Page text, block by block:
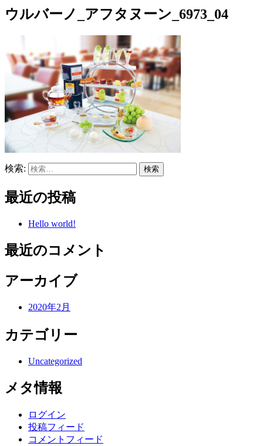
ウルバーノ_アフタヌーン_6973_04
検索:
最近の投稿
Hello world!
最近のコメント
アーカイブ
2020年2月
カテゴリー
Uncategorized
メタ情報
ログイン
投稿フィード
コメントフィード